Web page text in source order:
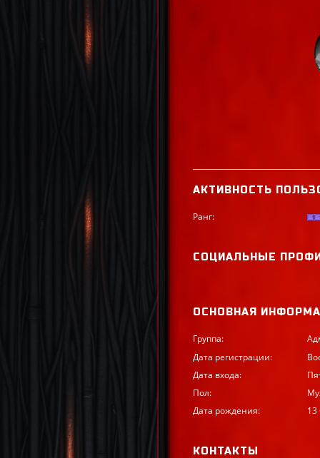
АКТИВНОСТЬ
Ранг:
СОЦИАЛЬНЫЕ
ОСНОВНАЯ
Группа:
Дата регистрации:
Дата входа:
Пол:
Дата рождения:
КОНТАКТЫ